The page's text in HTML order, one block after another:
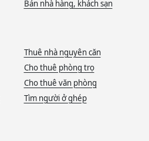
Bán nhà hàng, khách sạn
Thuê nhà nguyên căn
Cho thuê phòng trọ
Cho thuê văn phòng
Tìm người ở ghép